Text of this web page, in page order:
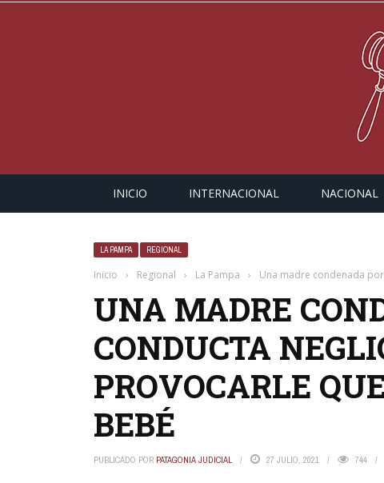
INICIO INTERNACIONAL NACIONAL
LA PAMPA REGIONAL
Inicio › Regional › La Pampa › Una madre condenada
UNA MADRE
CONDUCTA
PROVOCARLE
BEBÉ
PUBLICADO POR PATAGONIA JUDICIAL 27 JULIO, 2021 744